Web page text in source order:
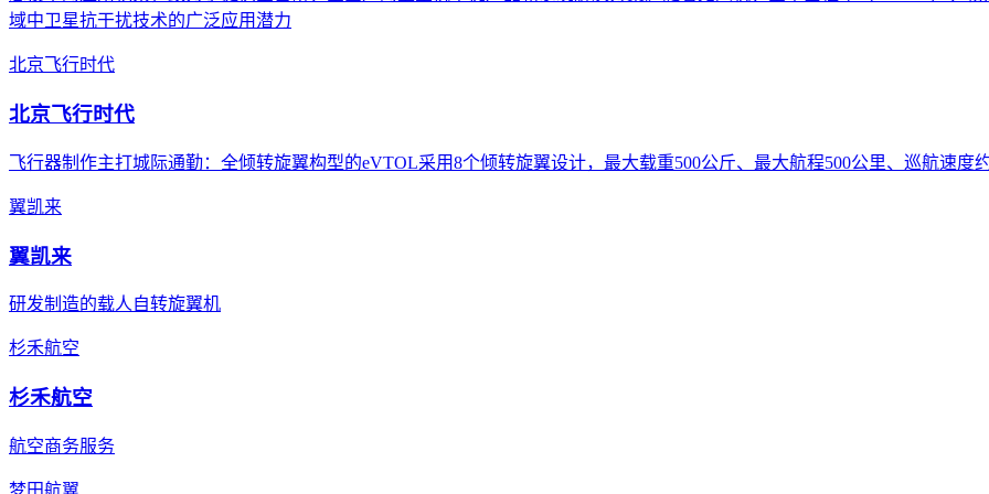
域中卫星抗干扰技术的广泛应用潜力
北京飞行时代
北京飞行时代
飞行器制作主打城际通勤：全倾转旋翼构型的eVTOL采用8个倾转旋翼设计，最大载重500公斤、最大航程500公里、巡航速度
翼凯来
翼凯来
研发制造的载人自转旋翼机
杉禾航空
杉禾航空
航空商务服务
梦田航翼